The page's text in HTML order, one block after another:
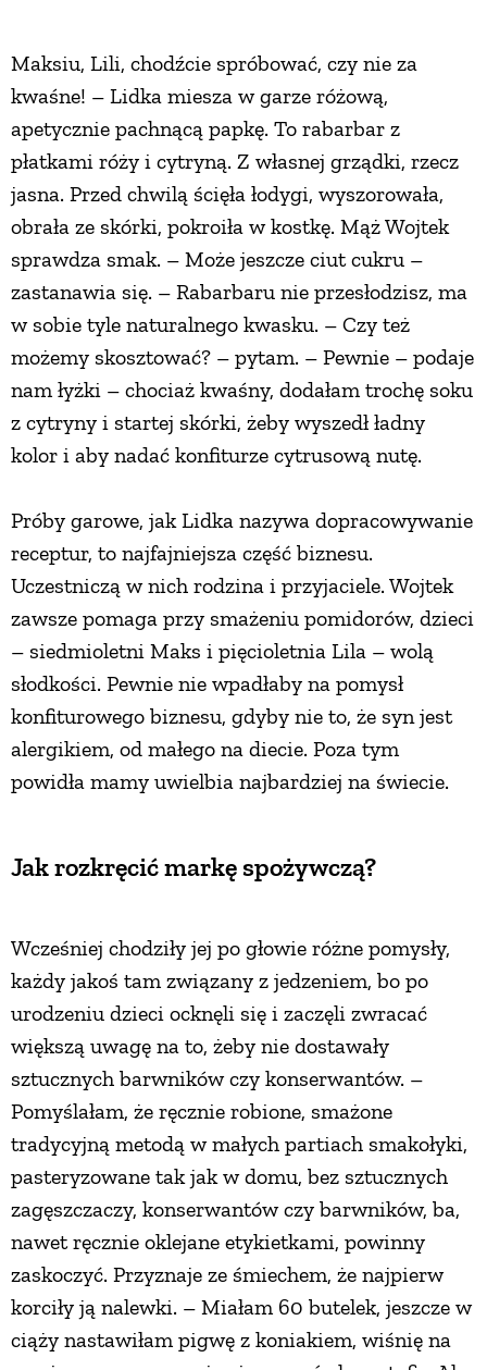
Maksiu, Lili, chodźcie spróbować, czy nie za
kwaśne! – Lidka miesza w garze różową,
apetycznie pachnącą papkę. To rabarbar z
płatkami róży i cytryną. Z własnej grządki, rzecz
jasna. Przed chwilą ścięła łodygi, wyszorowała,
obrała ze skórki, pokroiła w kostkę. Mąż Wojtek
sprawdza smak. – Może jeszcze ciut cukru –
zastanawia się. – Rabarbaru nie przesłodzisz, ma
w sobie tyle naturalnego kwasku. – Czy też
możemy skosztować? – pytam. – Pewnie – podaje
nam łyżki – chociaż kwaśny, dodałam trochę soku
z cytryny i startej skórki, żeby wyszedł ładny
kolor i aby nadać konfiturze cytrusową nutę.
Próby garowe, jak Lidka nazywa dopracowywanie
receptur, to najfajniejsza część biznesu.
Uczestniczą w nich rodzina i przyjaciele. Wojtek
zawsze pomaga przy smażeniu pomidorów, dzieci
– siedmioletni Maks i pięcioletnia Lila – wolą
słodkości. Pewnie nie wpadłaby na pomysł
konfiturowego biznesu, gdyby nie to, że syn jest
alergikiem, od małego na diecie. Poza tym
powidła mamy uwielbia najbardziej na świecie.
Jak rozkręcić markę spożywczą?
Wcześniej chodziły jej po głowie różne pomysły,
każdy jakoś tam związany z jedzeniem, bo po
urodzeniu dzieci ocknęli się i zaczęli zwracać
większą uwagę na to, żeby nie dostawały
sztucznych barwników czy konserwantów. –
Pomyślałam, że ręcznie robione, smażone
tradycyjną metodą w małych partiach smakołyki,
pasteryzowane tak jak w domu, bez sztucznych
zagęszczaczy, konserwantów czy barwników, ba,
nawet ręcznie oklejane etykietkami, powinny
zaskoczyć. Przyznaje ze śmiechem, że najpierw
korciły ją nalewki. – Miałam 60 butelek, jeszcze w
ciąży nastawiłam pigwę z koniakiem, wiśnię na
PRZYSTAWKI
ZUPY
DANIA GŁÓWNE
CIASTA I DESERY
DODATKI
PRZETWORY